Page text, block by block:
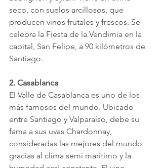
seco, con suelos arcillosos, que
producen vinos frutales y frescos. Se
celebra la Fiesta de la Vendimia en la
capital, San Felipe, a 90 kilómetros de
Santiago.
2. Casablanca
El Valle de Casablanca es uno de los
más famosos del mundo. Ubicado
entre Santiago y Valparaíso, debe su
fama a sus uvas Chardonnay,
consideradas las mejores del mundo
gracias al clima semi marítimo y la